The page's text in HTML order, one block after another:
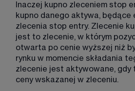
Inaczej kupno zleceniem stop
kupno danego aktywa,
zlecenia stop entry. Zlecenie
jest to zlecenie, w którym
otwarta po cenie wyższej niż
rynku w momencie składania
zlecenie jest aktywowane, gdy
ceny wskazanej w zleceniu.